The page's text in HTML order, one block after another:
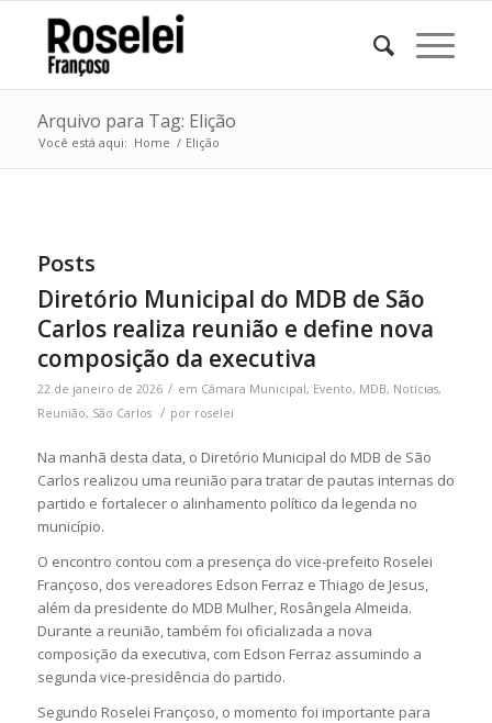
Arquivo para Tag: Elição
Você está aqui: Home / Elição
Posts
Diretório Municipal do MDB de São
Carlos realiza reunião e define nova
composição da executiva
22 de janeiro de 2026 / em Câmara Municipal, Evento, MDB, Notícias,
Reunião, São Carlos / por roselei
Na manhã desta data, o Diretório Municipal do MDB de São
Carlos realizou uma reunião para tratar de pautas internas do
partido e fortalecer o alinhamento político da legenda no
município.
O encontro contou com a presença do vice-prefeito Roselei
Françoso, dos vereadores Edson Ferraz e Thiago de Jesus,
além da presidente do MDB Mulher, Rosângela Almeida.
Durante a reunião, também foi oficializada a nova
composição da executiva, com Edson Ferraz assumindo a
segunda vice-presidência do partido.
Segundo Roselei Françoso, o momento foi importante para